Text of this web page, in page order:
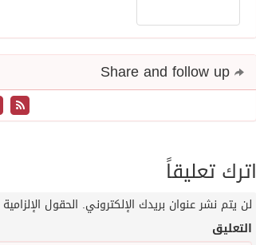
اترك تعليقاً
لن يتم نشر عنوان بريدك الإلكتروني. الحقول
التعليق